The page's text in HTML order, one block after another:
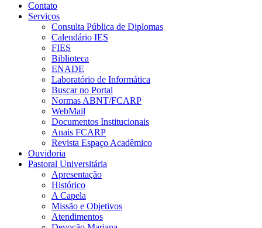
Contato
Serviços
Consulta Pública de Diplomas
Calendário IES
FIES
Biblioteca
ENADE
Laboratório de Informática
Buscar no Portal
Normas ABNT/FCARP
WebMail
Documentos Institucionais
Anais FCARP
Revista Espaço Acadêmico
Ouvidoria
Pastoral Universitária
Apresentação
Histórico
A Capela
Missão e Objetivos
Atendimentos